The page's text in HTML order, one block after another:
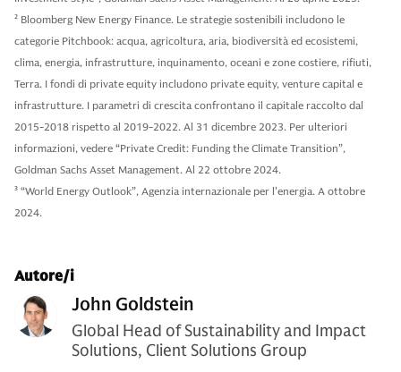
2 Bloomberg New Energy Finance. Le strategie sostenibili includono le
categorie Pitchbook: acqua, agricoltura, aria, biodiversità ed ecosistemi,
clima, energia, infrastrutture, inquinamento, oceani e zone costiere, rifiuti,
Terra. I fondi di private equity includono private equity, venture capital e
infrastrutture. I parametri di crescita confrontano il capitale raccolto dal
2015-2018 rispetto al 2019-2022. Al 31 dicembre 2023. Per ulteriori
informazioni, vedere “Private Credit: Funding the Climate Transition”,
Goldman Sachs Asset Management. Al 22 ottobre 2024.
3 “World Energy Outlook”, Agenzia internazionale per l’energia. A ottobre
2024.
Autore/i
John Goldstein
Global Head of Sustainability and Impact
Solutions, Client Solutions Group